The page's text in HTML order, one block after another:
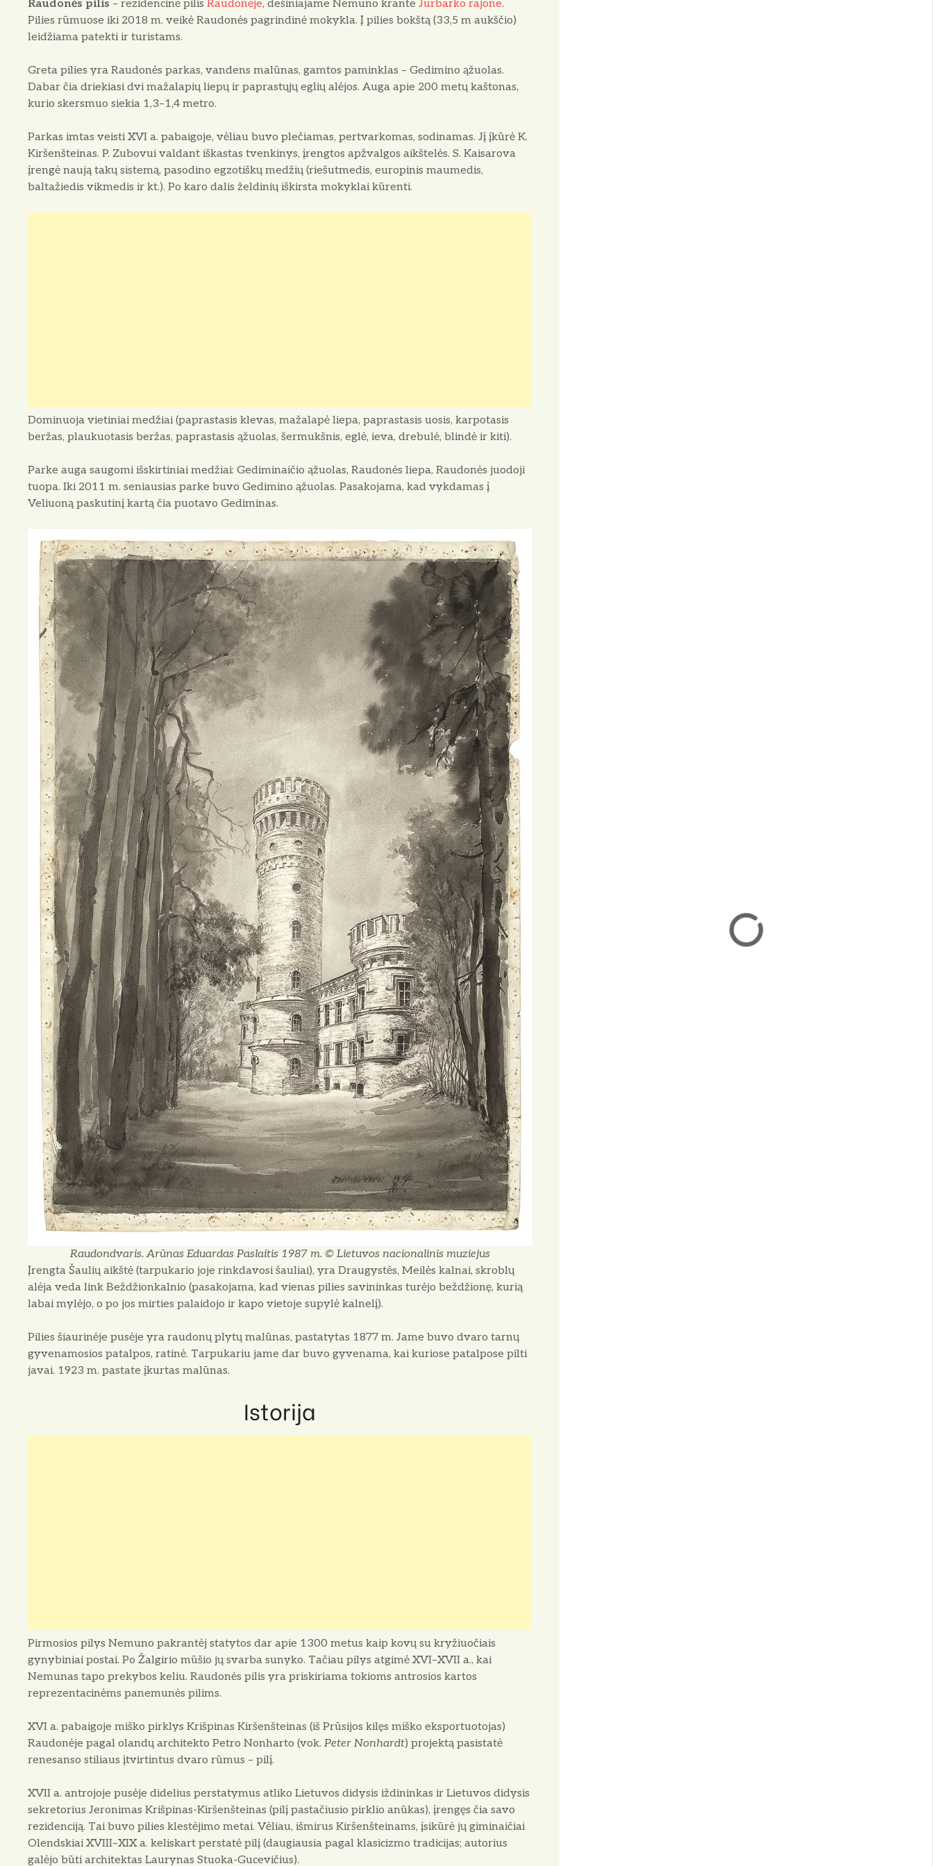
Raudonės pilis – rezidencinė pilisRaudonėje, dešiniajame Nemuno kranteJurbarko rajone.
Pilies rūmuose iki 2018 m. veikė Raudonės pagrindinė mokykla. Į pilies bokštą (33,5 m aukščio)
leidžiama patekti ir turistams.
Greta pilies yra Raudonės parkas, vandens malūnas, gamtos paminklas – Gedimino ąžuolas.
Dabar čia driekiasi dvi mažalapių liepų ir paprastųjų eglių alėjos. Auga apie 200 metų kaštonas,
kurio skersmuo siekia 1,3–1,4 metro.
Parkas imtas veisti XVI a. pabaigoje, vėliau buvo plečiamas, pertvarkomas, sodinamas. Jį įkūrė K.
Kiršenšteinas. P. Zubovui valdant iškastas tvenkinys, įrengtos apžvalgos aikštelės. S. Kaisarova
įrengė naują takų sistemą, pasodino egzotiškų medžių (riešutmedis, europinis maumedis,
baltažiedis vikmedis ir kt.). Po karo dalis želdinių iškirsta mokyklai kūrenti.
Dominuoja vietiniai medžiai (paprastasis klevas, mažalapė liepa, paprastasis uosis, karpotasis
beržas, plaukuotasis beržas, paprastasis ąžuolas, šermukšnis, eglė, ieva, drebulė, blindė ir kiti).
Parke auga saugomi išskirtiniai medžiai: Gediminaičio ąžuolas, Raudonės liepa, Raudonės juodoji
tuopa. Iki 2011 m. seniausias parke buvo Gedimino ąžuolas. Pasakojama, kad vykdamas į
Veliuoną paskutinį kartą čia puotavo Gediminas.
Raudondvaris. Arūnas Eduardas Paslaitis 1987 m. © Lietuvos nacionalinis muziejus
Įrengta Šaulių aikštė (tarpukario joje rinkdavosi šauliai), yra Draugystės, Meilės kalnai, skroblų
alėja veda link Beždžionkalnio (pasakojama, kad vienas pilies savininkas turėjo beždžionę, kurią
labai mylėjo, o po jos mirties palaidojo ir kapo vietoje supylė kalnelį).
Pilies šiaurinėje pusėje yra raudonų plytų malūnas, pastatytas 1877 m. Jame buvo dvaro tarnų
gyvenamosios patalpos, ratinė. Tarpukariu jame dar buvo gyvenama, kai kuriose patalpose pilti
javai. 1923 m. pastate įkurtas malūnas.
Istorija
Pirmosios pilys Nemuno pakrantėj statytos dar apie 1300 metus kaip kovų su kryžiuočiais
gynybiniai postai. Po Žalgirio mūšio jų svarba sunyko. Tačiau pilys atgimė XVI–XVII a., kai
Nemunas tapo prekybos keliu. Raudonės pilis yra priskiriama tokioms antrosios kartos
reprezentacinėms panemunės pilims.
XVI a. pabaigoje miško pirklys Krišpinas Kiršenšteinas (iš Prūsijos kilęs miško eksportuotojas)
Raudonėje pagal olandų architekto Petro Nonharto (vok.Peter Nonhardt) projektą pasistatė
renesanso stiliaus įtvirtintus dvaro rūmus – pilį.
XVII a. antrojoje pusėje didelius perstatymus atliko Lietuvos didysis iždininkas ir Lietuvos didysis
sekretorius Jeronimas Krišpinas-Kiršenšteinas (pilį pastačiusio pirklio anūkas), įrengęs čia savo
rezidenciją. Tai buvo pilies klestėjimo metai. Vėliau, išmirus Kiršenšteinams, įsikūrė jų giminaičiai
Olendskiai XVIII–XIX a. keliskart perstatė pilį (daugiausia pagal klasicizmo tradicijas; autorius
galėjo būti architektas Laurynas Stuoka-Gucevičius).